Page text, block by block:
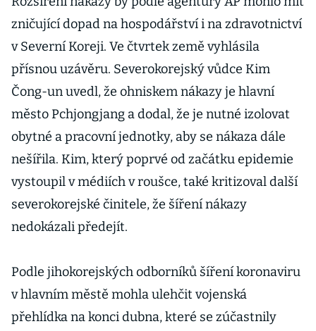
zničující dopad na hospodářství i na zdravotnictví
v Severní Koreji. Ve čtvrtek země vyhlásila
přísnou uzávěru. Severokorejský vůdce Kim
Čong-un uvedl, že ohniskem nákazy je hlavní
město Pchjongjang a dodal, že je nutné izolovat
obytné a pracovní jednotky, aby se nákaza dále
nešířila. Kim, který poprvé od začátku epidemie
vystoupil v médiích v roušce, také kritizoval další
severokorejské činitele, že šíření nákazy
nedokázali předejít.
Podle jihokorejských odborníků šíření koronaviru
v hlavním městě mohla ulehčit vojenská
přehlídka na konci dubna, které se zúčastnily